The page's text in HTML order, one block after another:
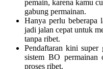
pemain, karena kamu
gabung permainan.
Hanya perlu beberapa
jadi jalan cepat untuk
tanpa ribet.
Pendaftaran kini super
sistem BO permainan
proses ribet.